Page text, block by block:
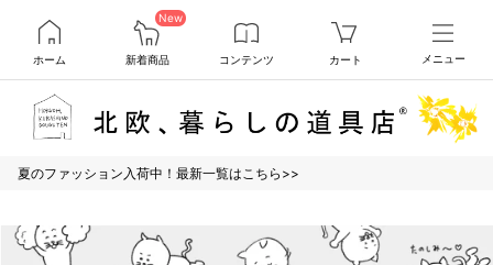
ホーム
New
新着商品 コンテンツ カート メニュー
夏のファッション入荷中！最新一覧はこちら>>